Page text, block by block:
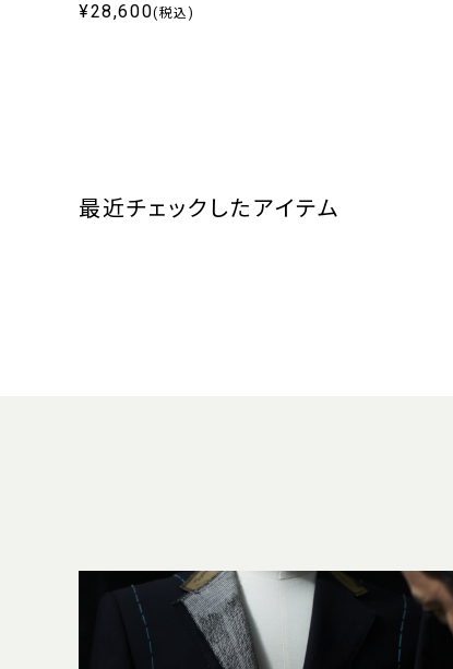
¥28,600(税込)
最近チェックしたアイテム